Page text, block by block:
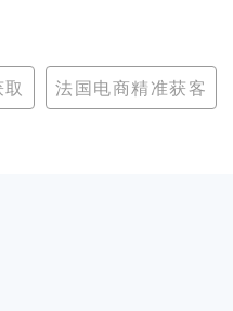
法国电商精准获客